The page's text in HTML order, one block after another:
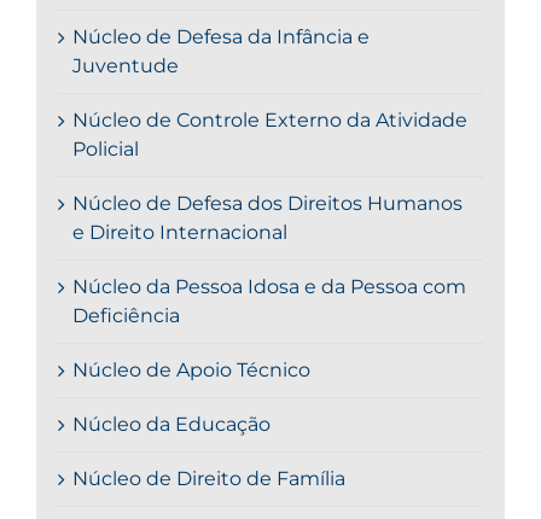
Núcleo de Defesa da Infância e
Juventude
Núcleo de Controle Externo da Atividade
Policial
Núcleo de Defesa dos Direitos Humanos
e Direito Internacional
Núcleo da Pessoa Idosa e da Pessoa com
Deficiência
Núcleo de Apoio Técnico
Núcleo da Educação
Núcleo de Direito de Família